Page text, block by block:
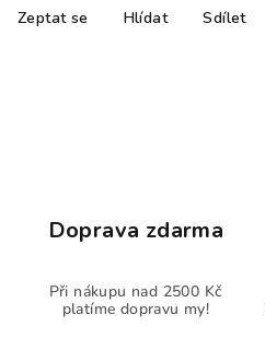
Zeptat se Hlídat Sdílet
Doprava zdarma
Při nákupu nad 2500 Kč
platíme dopravu my!